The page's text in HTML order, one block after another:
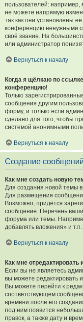
пользователей:
не можете напрямую
так как они установлены
конференцию ненужными
своё звание. На
или администратор
Вернуться к началу
Когда я щёлкаю по
конференцию!
Только
сообщения другим
форму, и только если
сделано для того, чтобы
системой анонимными
Вернуться к началу
Создание сообщений
Как мне создать новую
Для создания новой темы
Для размещения
Возможно, придётся
сообщение. Перечень
форума или темы.
добавлять вложения» и т.п.
Вернуться к началу
Как мне
Если вы не являетесь
вы можете редактировать
Вы можете перейти к
соответствующем
времени после его
под ним появится
правок, а также дату и